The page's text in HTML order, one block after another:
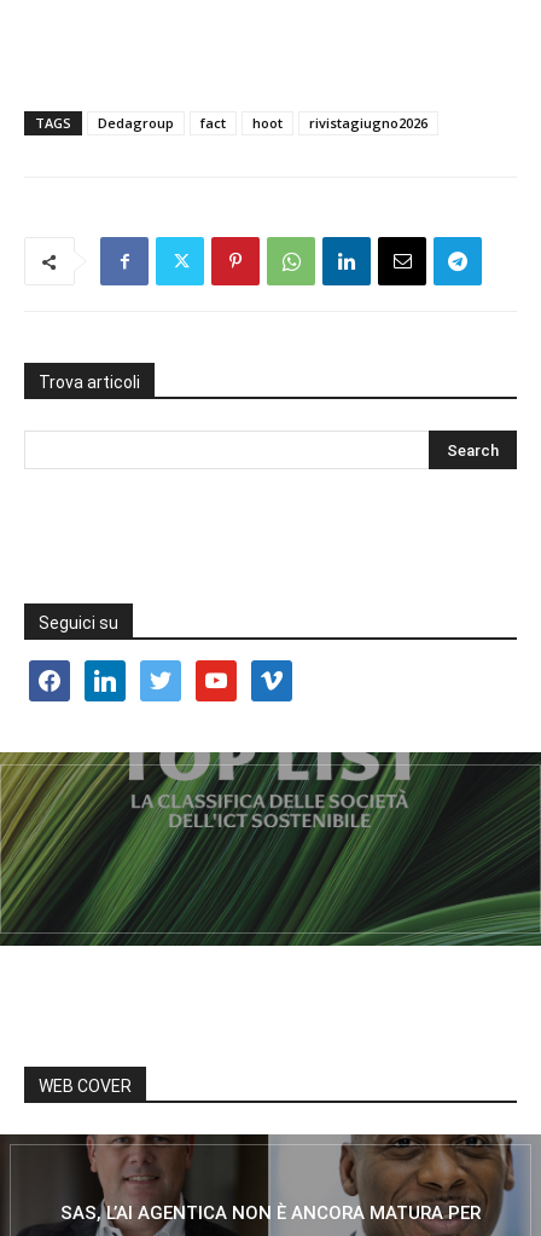
TAGS Dedagroup fact hoot rivistagiugno2026
Trova articoli
Seguici su
facebooklinkedin twitter youtube vimeo
WEB COVER
SAS, L’AI AGENTICA NON È ANCORA MATURA PER